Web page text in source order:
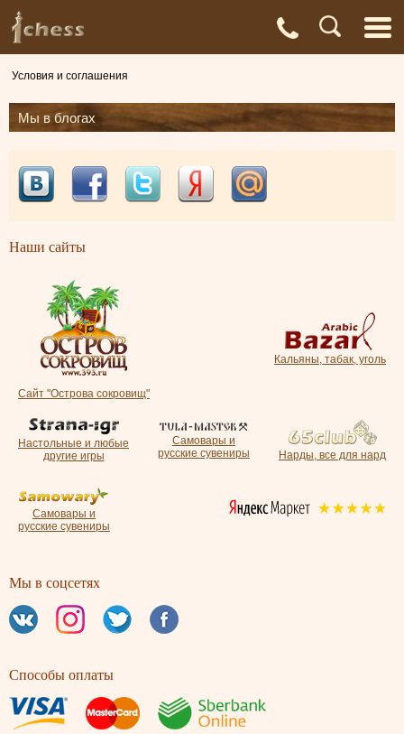
и оплата
Условия и соглашения
Мы в блогах
Наши сайты
Сайт "Острова сокровищ"
Кальяны, табак, уголь
Настольные и любые
другие игры
Самовары и
русские сувениры
Нарды, все для нард
Самовары и
русские сувениры
Мы в соцсетях
Способы оплаты